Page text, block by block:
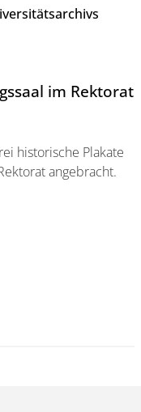
im Rektorat
historische Plakate
angebracht.